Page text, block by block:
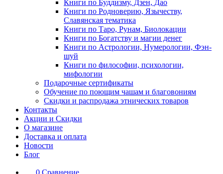
Книги по Буддизму, Дзен, Дао
Книги по Родноверию, Язычеству,
Славянская тематика
Книги по Таро, Рунам, Биолокации
Книги по Богатству и магии денег
Книги по Астрологии, Нумерологии, Фэн-
шуй
Книги по философии, психологии,
мифологии
Подарочные сертификаты
Обучение по поющим чашам и благовониям
Скидки и распродажа этнических товаров
Контакты
Акции и Скидки
О магазине
Доставка и оплата
Новости
Блог
0 Сравнение